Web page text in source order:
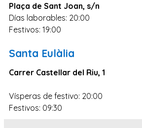
Zamora
Guipúzcoa
Palencia
Orense
Almería
La Rioja
Plaça de Sant Joan, s/n
Días laborables: 20:00
Festivos: 19:00
Santa Eulàlia
Carrer Castellar del Riu, 1
Vísperas de festivo: 20:00
Festivos: 09:30